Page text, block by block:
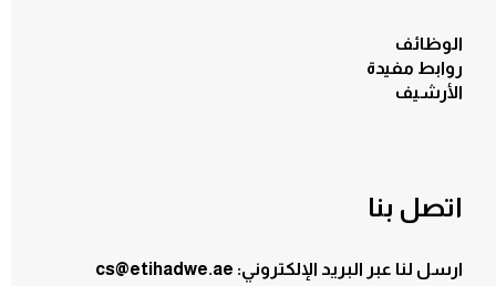
الوظائف
روابط مفيدة
الأرشيف
اتصل بنا
ارسل لنا عبر البريد الإلكتروني: cs@etihadwe.ae